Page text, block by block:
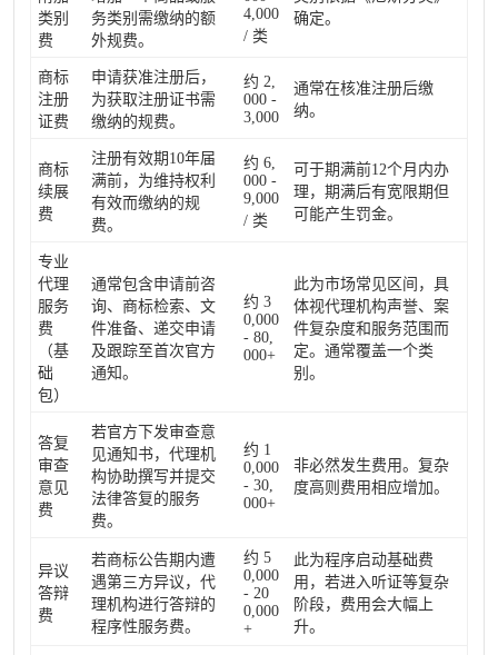
类别
费
务类别需缴纳的额
外规费。
4,000
/ 类
确定。
商标
注册
证费
申请获准注册后，
为获取注册证书需
缴纳的规费。
约 2,
000 -
3,000
通常在核准注册后缴
纳。
商标
续展
费
注册有效期10年届
满前，为维持权利
有效而缴纳的规
费。
约 6,
000 -
9,000
/ 类
可于期满前12个月内办
理，期满后有宽限期但
可能产生罚金。
专业
代理
服务
费
（基
础
包）
通常包含申请前咨
询、商标检索、文
件准备、递交申请
及跟踪至首次官方
通知。
约 3
0,000
- 80,
000+
此为市场常见区间，具
体视代理机构声誉、案
件复杂度和服务范围而
定。通常覆盖一个类
别。
答复
审查
意见
费
若官方下发审查意
见通知书，代理机
构协助撰写并提交
法律答复的服务
费。
约 1
0,000
- 30,
000+
非必然发生费用。复杂
度高则费用相应增加。
异议
答辩
费
若商标公告期内遭
遇第三方异议，代
理机构进行答辩的
程序性服务费。
约 5
0,000
- 20
0,000
+
此为程序启动基础费
用，若进入听证等复杂
阶段，费用会大幅上
升。